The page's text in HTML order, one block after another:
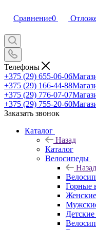
Сравнение0
Телефоны
+375 (29) 655-06-06
+375 (29) 166-44-88
+375 (29) 776-07-07
+375 (29) 755-20-60
Заказать звонок
Каталог
Назад
Каталог
Велосипеды
Назад
Горные